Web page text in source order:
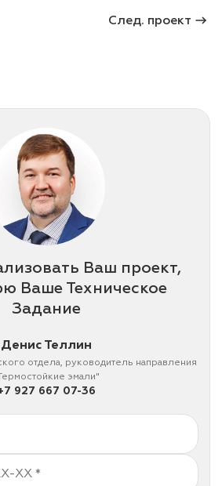
След. проект
Ваш проект,
Ваше Техническое
Задание
Денис Теллин
отдела, руководитель направления
эмали"
927 667 07-36